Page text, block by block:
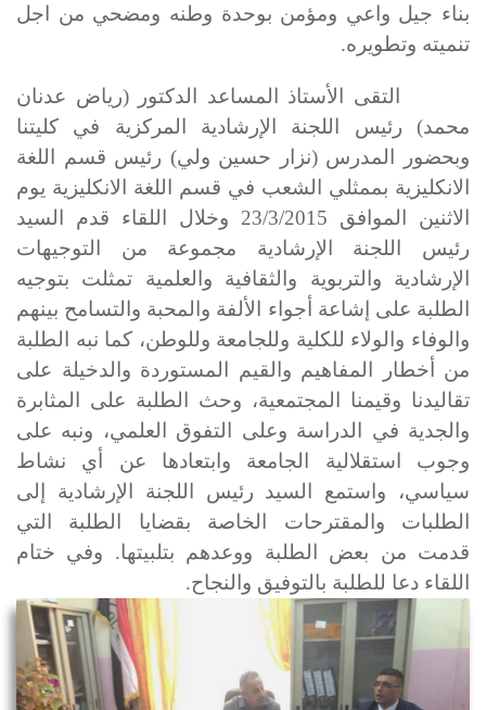
بناء جيل واعي ومؤمن بوحدة وطنه ومضحي من اجل
تنميته وتطويره.
التقى الأستاذ المساعد الدكتور (رياض عدنان
محمد) رئيس اللجنة الإرشادية المركزية في كليتنا
وبحضور المدرس (نزار حسين ولي) رئيس قسم اللغة
الانكليزية بممثلي الشعب في قسم اللغة الانكليزية يوم
الاثنين الموافق 23/3/2015 وخلال اللقاء قدم السيد
رئيس اللجنة الإرشادية مجموعة من التوجيهات
الإرشادية والتربوية والثقافية والعلمية تمثلت بتوجيه
الطلبة على إشاعة أجواء الألفة والمحبة والتسامح بينهم
والوفاء والولاء للكلية وللجامعة وللوطن، كما نبه الطلبة
من أخطار المفاهيم والقيم المستوردة والدخيلة على
تقاليدنا وقيمنا المجتمعية، وحث الطلبة على المثابرة
والجدية في الدراسة وعلى التفوق العلمي، ونبه على
وجوب استقلالية الجامعة وابتعادها عن أي نشاط
سياسي، واستمع السيد رئيس اللجنة الإرشادية إلى
الطلبات والمقترحات الخاصة بقضايا الطلبة التي
قدمت من بعض الطلبة ووعدهم بتلبيتها. وفي ختام
اللقاء دعا للطلبة بالتوفيق والنجاح.